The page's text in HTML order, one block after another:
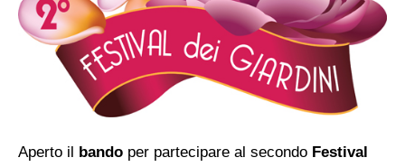
Aperto il bando per partecipare al secondo Festival